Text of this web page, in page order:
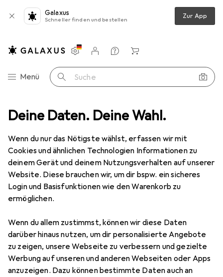
Deine Daten. Deine Wahl.
Wenn du nur das Nötigste wählst, erfassen wir mit
Cookies und ähnlichen Technologien Informationen zu
deinem Gerät und deinem Nutzungsverhalten auf unserer
Website. Diese brauchen wir, um dir bspw. ein sicheres
Login und Basisfunktionen wie den Warenkorb zu
ermöglichen.
Wenn du allem zustimmst, können wir diese Daten
darüber hinaus nutzen, um dir personalisierte Angebote
zu zeigen, unsere Webseite zu verbessern und gezielte
Werbung auf unseren und anderen Webseiten oder Apps
anzuzeigen. Dazu können bestimmte Daten auch an
Galaxus
Schneller finden und bestellen Zur App
Navigation nach Kategorien
Menü Suche
Einstellungen
Kundenkonto
Vergleichslisten
Merklisten
Warenkorb
Tablet Schutzfolie Dipos Displayschutzfolie Antireflex
5 Bilder
DiposDisplayschutzfolie Antireflex
Preis in EUR inkl. MwSt.
EUR
14,79
158
Bewertungen Marke
Mehr von Dipos